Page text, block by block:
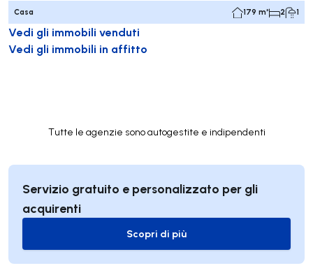
Casa 179 m² 2 1
Vedi gli immobili venduti
Vedi gli immobili in affitto
Tutte le agenzie sono autogestite e indipendenti
Servizio gratuito e personalizzato per gli
acquirenti
Scopri di più
Scopri di più